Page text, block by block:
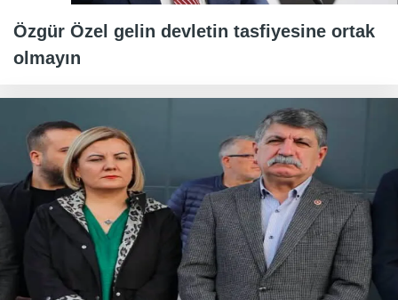
Özgür Özel gelin devletin tasfiyesine ortak
olmayın